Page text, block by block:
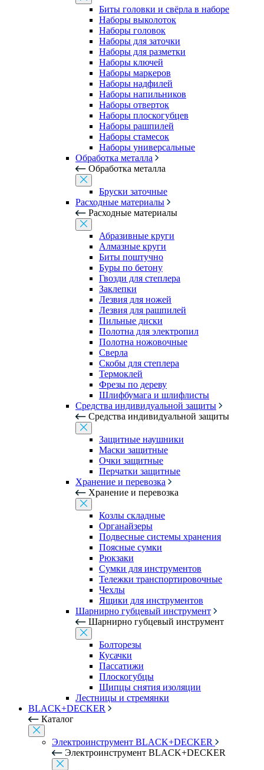
Биты головки и свёрла в наборе
Наборы выколоток
Наборы головок
Наборы для заточки
Наборы для разметки
Наборы ключей
Наборы маркеров
Наборы надфилей
Наборы напильников
Наборы отверток
Наборы плоскогубцев
Наборы рашпилей
Наборы стамесок
Наборы универсальные
Обработка металла
Обработка металла
Бруски заточные
Расходные материалы
Расходные материалы
Абразивные круги
Алмазные круги
Биты поштучно
Буры по бетону
Гвозди для степлера
Заклепки
Лезвия для ножей
Лезвия для рашпилей
Пильные диски
Полотна для электропил
Полотна ножовочные
Сверла
Скобы для степлера
Термоклей
Фрезы по дереву
Шлифбумага и шлифлисты
Средства индивидуальной защиты
Средства индивидуальной защиты
Защитные наушники
Маски защитные
Очки защитные
Перчатки защитные
Хранение и перевозка
Хранение и перевозка
Козлы складные
Органайзеры
Подвесные системы хранения
Поясные сумки
Рюкзаки
Сумки для инструментов
Тележки транспортировочные
Чехлы
Ящики для инструментов
Шарнирно губцевый инструмент
Шарнирно губцевый инструмент
Болторезы
Кусачки
Пассатижи
Плоскогубцы
Щипцы снятия изоляции
Лестницы и стремянки
BLACK+DECKER
Каталог
Электроинструмент BLACK+DECKER
Электроинструмент BLACK+DECKER